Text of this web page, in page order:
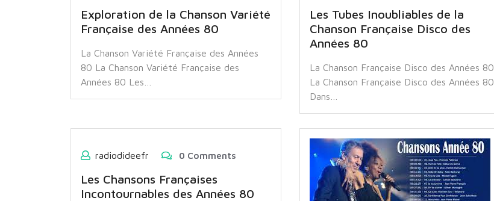
Exploration de la Chanson Variété
Française des Années 80
La Chanson Variété Française des Années
80 La Chanson Variété Française des
Années 80 Les…
Les Tubes Inoubliables de la
Chanson Française Disco des
Années 80
La Chanson Française Disco des Années 80
La Chanson Française Disco des Années 80
Dans…
radiodideefr 0 Comments
Les Chansons Françaises
Incontournables des Années 80